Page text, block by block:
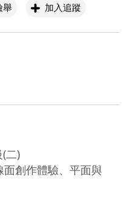
舉 加入追蹤
二)
面創作體驗、平面與